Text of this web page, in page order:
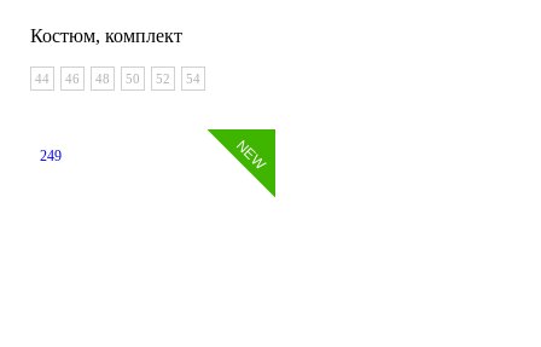
Костюм, комплект
44 46 48 50 52 54
249